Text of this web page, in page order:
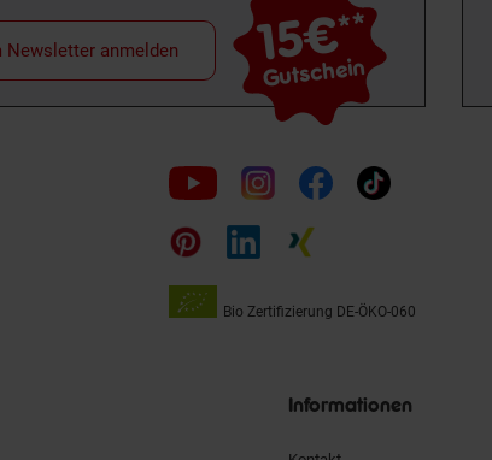
15€**
Gutschein
Newsletter anmelden
Folge
uns
auf
Bio Zertifizierung DE-ÖKO-060
Informationen